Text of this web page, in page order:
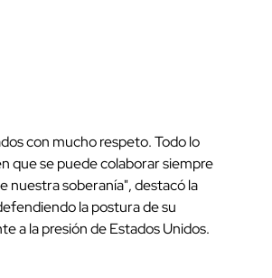
con mucho respeto. Todo lo
que se puede colaborar siempre
nuestra soberanía", destacó la
la postura de su
a la presión de Estados Unidos.